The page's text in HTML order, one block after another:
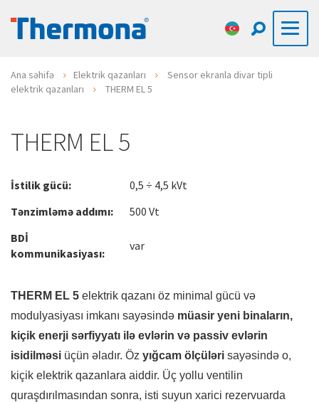
Ana səhifə Elektrik qazanları
Sensor ekranla divar tipli
elektrik qazanları
THERM EL 5
THERM EL 5
İstilik gücü:
0,5 ÷ 4,5 kVt
Tənzimləmə addımı:
500 Vt
BDİ
kommunikasiyası:
var
THERM EL 5 elektrik qazanı öz minimal gücü və
modulyasiyası imkanı sayəsində müasir yeni binaların,
kiçik enerji sərfiyyatı ilə evlərin və passiv evlərin
isidilməsi üçün əladır. Öz yığcam ölçüləri sayəsində o,
kiçik elektrik qazanlara aiddir. Üç yollu ventilin
quraşdırılmasından sonra, isti suyun xarici rezervuarda